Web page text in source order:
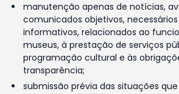
manutenção apenas de notícias,
comunicados objetivos,
informativos, relacionados ao
museus, à prestação de serviços
programação cultural e às
transparência;
submissão prévia das situações